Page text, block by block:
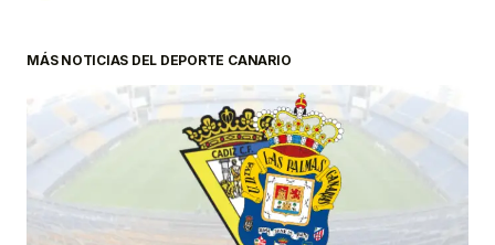
MÁS NOTICIAS DEL DEPORTE CANARIO